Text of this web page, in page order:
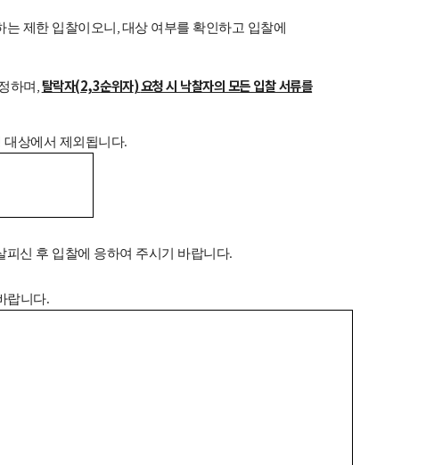
제한 입찰이오니 대상 여부를 확인하고 입찰에
하며 탈락자(2,3순위자)요청 시 낙찰자의 모든 입찰 서류를
대상에서 제외됩니다.
피신 후 입찰에 응하여 주시기 바랍니다.
랍니다.